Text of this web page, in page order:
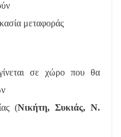
μεταφοράς
σε χώρο που θα
(Νικήτη, Συκιάς, Ν.